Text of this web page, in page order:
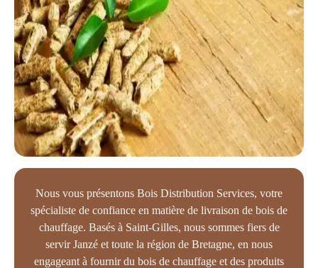
Nous vous présentons Bois Distribution Services, votre
spécialiste de confiance en matière de livraison de bois de
chauffage. Basés à Saint-Gilles, nous sommes fiers de
servir Janzé et toute la région de Bretagne, en nous
engageant à fournir du bois de chauffage et des produits